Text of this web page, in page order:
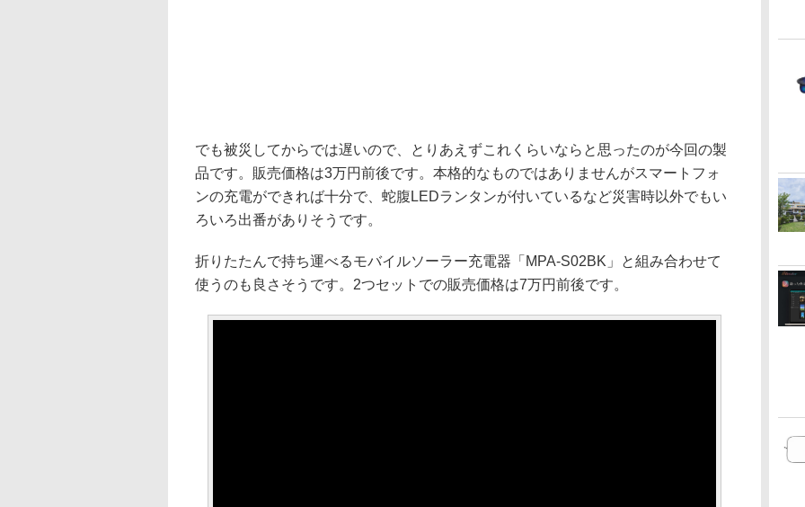
でも被災してからでは遅いので、とりあえずこれくらいならと思ったのが今回の製
品です。販売価格は3万円前後です。本格的なものではありませんがスマートフォ
ンの充電ができれば十分で、蛇腹LEDランタンが付いているなど災害時以外でもい
ろいろ出番がありそうです。
折りたたんで持ち運べるモバイルソーラー充電器「MPA-S02BK」と組み合わせて
使うのも良さそうです。2つセットでの販売価格は7万円前後です。